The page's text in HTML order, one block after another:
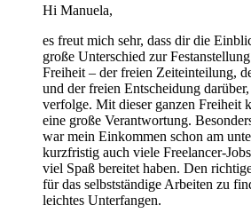
Hi Manuela,
es freut mich sehr, dass dir die
große Unterschied zur
Freiheit – der freien Zeiteinteilung,
und der freien Entscheidung
verfolge. Mit dieser ganzen Freiheit
eine große Verantwortung.
war mein Einkommen schon am
kurzfristig auch viele Freelancer-
viel Spaß bereitet haben. Den
für das selbstständige Arbeiten zu
leichtes Unterfangen.